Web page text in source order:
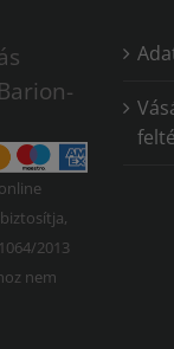
2013
nem